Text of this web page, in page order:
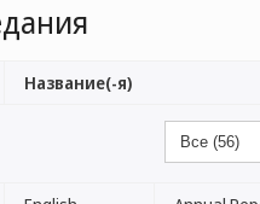
Название(-я)